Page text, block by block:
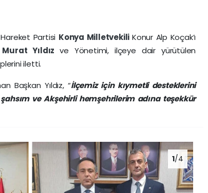
Partisi Konya Milletvekili Konur Alp Koçak’ı
Murat Yıldızve Yönetimi, ilçeye dair yürütülen
iletti.
Başkan Yıldız, “İlçemiz için kıymetli desteklerini
ve Akşehirli hemşehrilerim adına teşekkür
1/4